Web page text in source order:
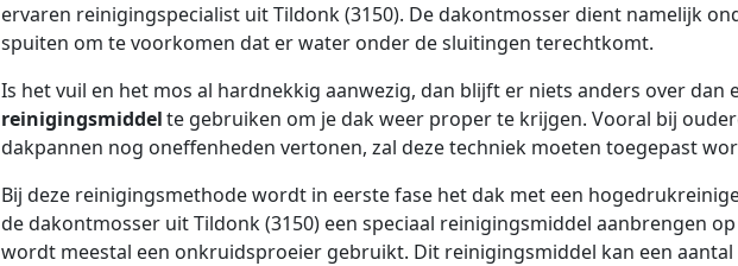
ervaren reinigingspecialist uit Tildonk (3150). De dakontmosser dient namelijk
spuiten om te voorkomen dat er water onder de sluitingen terechtkomt.
Is het vuil en het mos al hardnekkig aanwezig, dan blijft er niets anders over dan
reinigingsmiddelte gebruiken om je dak weer proper te krijgen. Vooral bij
dakpannen nog oneffenheden vertonen, zal deze techniek moeten toegepast
Bij deze reinigingsmethode wordt in eerste fase het dak met een
de dakontmosser uit Tildonk (3150) een speciaal reinigingsmiddel aanbrengen
wordt meestal een onkruidsproeier gebruikt. Dit reinigingsmiddel kan een